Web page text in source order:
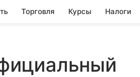
Торговля Курсы Налоги